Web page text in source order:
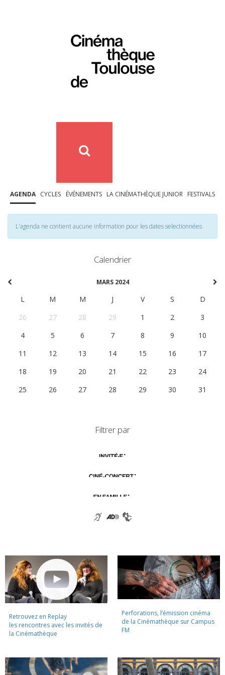
AGENDA CYCLES ÉVÉNEMENTS LA CINÉMATHÈQUE JUNIOR FESTIVALS
L'agenda ne contient aucune information pour les dates selectionnées
Calendrier
MARS 2024
L M M J V S
D
26
27 28 29 1 2
3
4
5 6 7 8 9
10
11
12 13 14 15 16
17
18
19 20 21 22 23
24
25
26 27 28 29 30 31
Filtrer par
Retrouvez en Replay
les rencontres avec les invités de
la Cinémathèque
Perforations, l’émission cinéma
de la Cinémathèque sur Campus
FM